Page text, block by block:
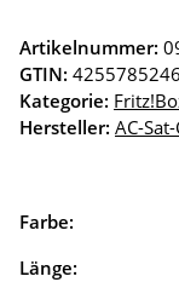
Artikelnummer:
GTIN:
Kategorie:
Hersteller: AC-
Farbe:
Länge: